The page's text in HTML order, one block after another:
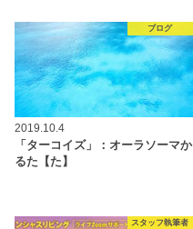
ブログ
2019.10.4
「ターコイズ」：オーラソーマか
るた【た】
スタッフ執筆者